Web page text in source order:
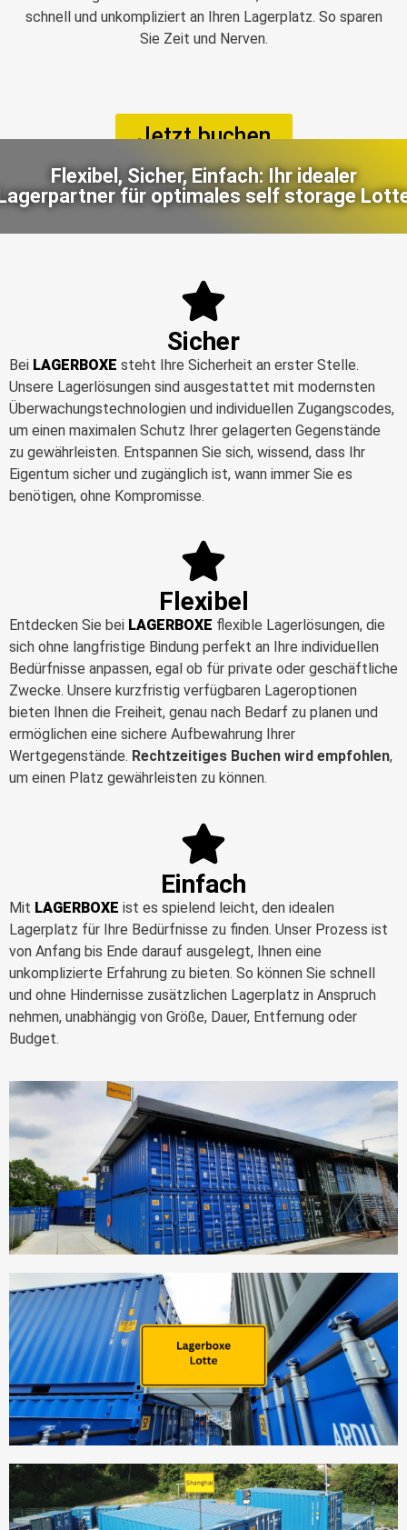
schnell und unkompliziert an Ihren Lagerplatz. So sparen
Sie Zeit und Nerven.
Jetzt buchen
Flexibel, Sicher, Einfach: Ihr idealer
für optimales self storage
Sicher
Bei LAGERBOXE steht Ihre Sicherheit an erster Stelle.
Unsere Lagerlösungen sind ausgestattet mit modernsten
Überwachungstechnologien und individuellen Zugangscodes,
um einen maximalen Schutz Ihrer gelagerten Gegenstände
zu gewährleisten. Entspannen Sie sich, wissend, dass Ihr
Eigentum sicher und zugänglich ist, wann immer Sie es
benötigen, ohne Kompromisse.
Flexibel
Entdecken Sie bei LAGERBOXE flexible Lagerlösungen, die
sich ohne langfristige Bindung perfekt an Ihre individuellen
Bedürfnisse anpassen, egal ob für private oder geschäftliche
Zwecke. Unsere kurzfristig verfügbaren Lageroptionen
bieten Ihnen die Freiheit, genau nach Bedarf zu planen und
ermöglichen eine sichere Aufbewahrung Ihrer
Wertgegenstände. Rechtzeitiges Buchen wird empfohlen,
um einen Platz gewährleisten zu können.
Einfach
Mit LAGERBOXE ist es spielend leicht, den idealen
Lagerplatz für Ihre Bedürfnisse zu finden. Unser Prozess ist
von Anfang bis Ende darauf ausgelegt, Ihnen eine
unkomplizierte Erfahrung zu bieten. So können Sie schnell
und ohne Hindernisse zusätzlichen Lagerplatz in Anspruch
nehmen, unabhängig von Größe, Dauer, Entfernung oder
Budget.